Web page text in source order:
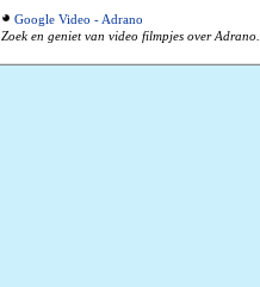
Google Video - Adrano
Zoek en geniet van video filmpjes over Adrano.